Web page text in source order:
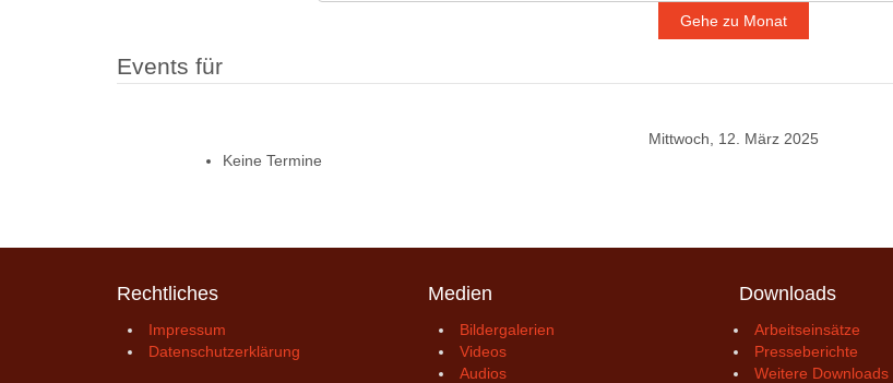
Gehe zu Monat
Events für
Mittwoch, 12. März 2025
Keine Termine
Rechtliches
Impressum
Datenschutzerklärung
Medien
Bildergalerien
Videos
Audios
Downloads
Arbeitseinsätze
Presseberichte
Weitere Downloads